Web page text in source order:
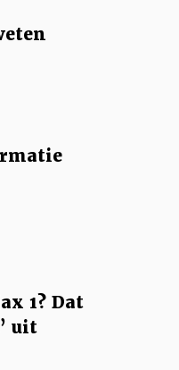
1? Dat
uit